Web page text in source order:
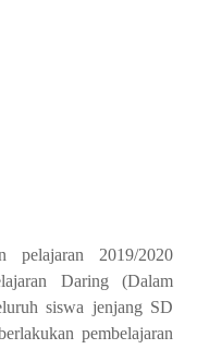
pelajaran 2019/2020
Daring (Dalam
siswa jenjang SD
pembelajaran